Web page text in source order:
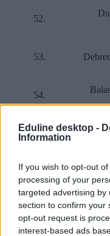
Eduline desktop -
Information
If you wish to opt-out
processing of your
targeted advertising by
section to confirm your
opt-out request is
interest-based ads
52.
53.
54.
55.
Egri
56.
57.